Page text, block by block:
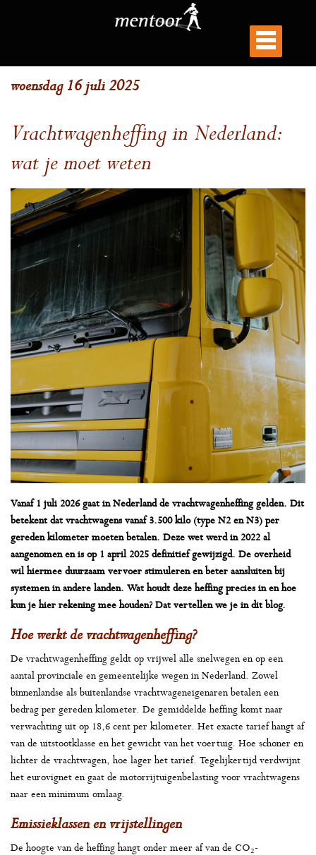
woensdag 16 juli 2025
Vrachtwagenheffing in Nederland:
wat je moet weten
Vanaf 1 juli 2026 gaat in Nederland de vrachtwagenheffing gelden. Dit
betekent dat vrachtwagens vanaf 3.500 kilo (type N2 en N3) per
gereden kilometer moeten betalen. Deze wet werd in 2022 al
aangenomen en is op 1 april 2025 definitief gewijzigd. De overheid
wil hiermee duurzaam vervoer stimuleren en beter aansluiten bij
systemen in andere landen. Wat houdt deze heffing precies in en hoe
kun je hier rekening mee houden? Dat vertellen we je in dit blog.
Hoe werkt de vrachtwagenheffing?
De vrachtwagenheffing geldt op vrijwel alle snelwegen en op een
aantal provinciale en gemeentelijke wegen in Nederland. Zowel
binnenlandse als buitenlandse vrachtwageneigenaren betalen een
bedrag per gereden kilometer. De gemiddelde heffing komt naar
verwachting uit op 18,6 cent per kilometer. Het exacte tarief hangt af
van de uitstootklasse en het gewicht van het voertuig. Hoe schoner en
lichter de vrachtwagen, hoe lager het tarief. Tegelijkertijd verdwijnt
het eurovignet en gaat de motorrijtuigenbelasting voor vrachtwagens
naar een minimum omlaag.
Emissieklassen en vrijstellingen
De hoogte van de heffing hangt onder meer af van de CO₂-